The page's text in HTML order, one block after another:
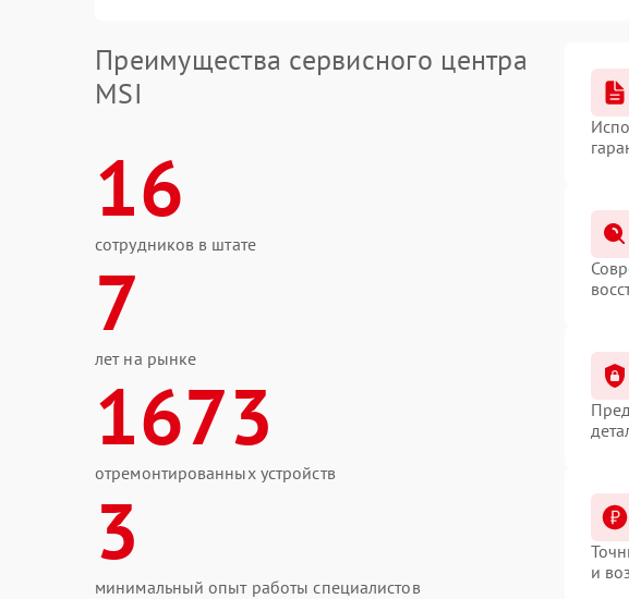
Преимущества сервисного центра
MSI
16
сотрудников в штате
7
лет на рынке
1673
отремонтированных устройств
3
минимальный опыт работы специалистов
и